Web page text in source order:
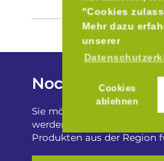
"Cookies
Mehr dazu
unserer
Cookies
ablehnen
Noch Fragen?
Sie möchten auf „Besser
werden? Oder haben Sie
Produkten aus der Region